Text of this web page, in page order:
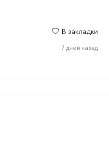
В закладки
7 дней назад